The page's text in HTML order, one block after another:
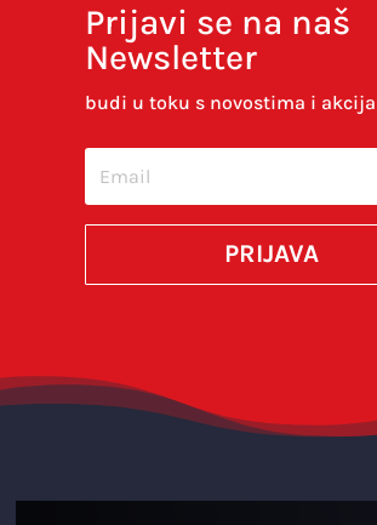
Prijavi se na naš
Newsletter
budi u toku s novostima i
PRIJAVA